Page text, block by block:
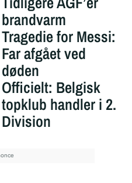
brandvarm
Tragedie for Messi:
Far afgået ved
døden
Officielt: Belgisk
topklub handler i 2.
Division